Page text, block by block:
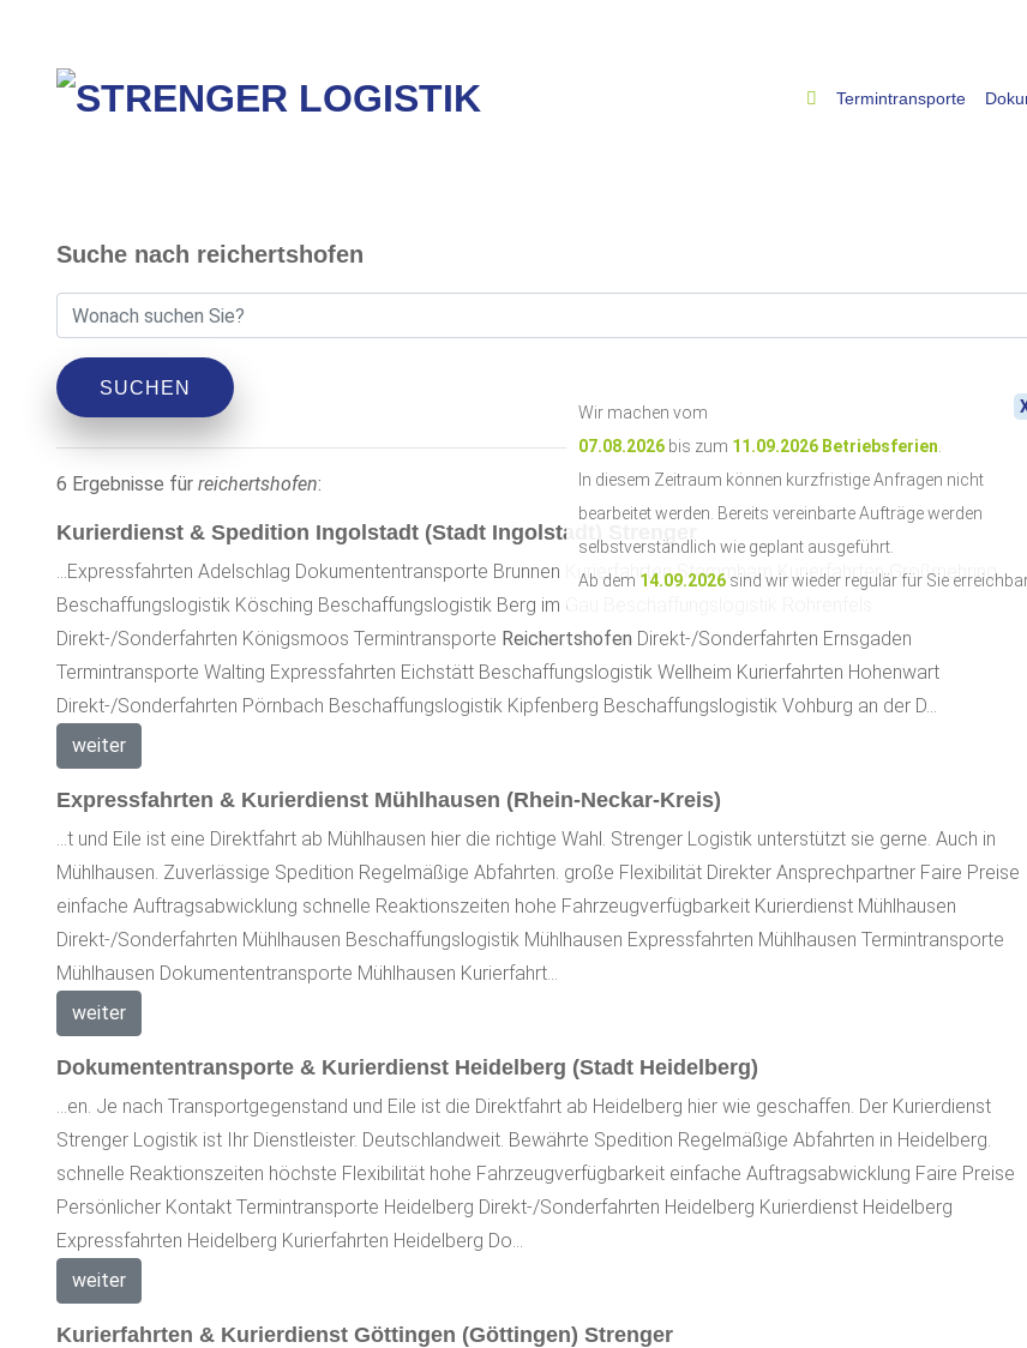
Wir machen vom
07.08.2026 bis zum 11.09.2026 Betriebsferien
In diesem Zeitraum können kurzfristige Anfragen nicht
bearbeitet werden. Bereits vereinbarte Aufträge werden
selbstverständlich wie geplant ausgeführt.
Ab dem 14.09.2026 sind wir wieder regulär für Sie
Termintransporte
Suche nach reichertshofen
SUCHEN
6 Ergebnisse für reichertshofen:
Kurierdienst & Spedition Ingolstadt (Stadt Ingolstadt) Strenger
...Expressfahrten Adelschlag Dokumententransporte Brunnen Kurierfahrten Stammham Kurierfahrten Großmehring
Beschaffungslogistik Kösching Beschaffungslogistik Berg im Gau Beschaffungslogistik Rohrenfels
Direkt-/Sonderfahrten Königsmoos Termintransporte Reichertshofen Direkt-/Sonderfahrten Ernsgaden
Termintransporte Walting Expressfahrten Eichstätt Beschaffungslogistik Wellheim Kurierfahrten Hohenwart
Direkt-/Sonderfahrten Pörnbach Beschaffungslogistik Kipfenberg Beschaffungslogistik Vohburg an der D...
weiter
Expressfahrten & Kurierdienst Mühlhausen (Rhein-Neckar-Kreis)
...t und Eile ist eine Direktfahrt ab Mühlhausen hier die richtige Wahl. Strenger Logistik unterstützt sie gerne. Auch in
Mühlhausen. Zuverlässige Spedition Regelmäßige Abfahrten. große Flexibilität Direkter Ansprechpartner Faire Preise
einfache Auftragsabwicklung schnelle Reaktionszeiten hohe Fahrzeugverfügbarkeit Kurierdienst Mühlhausen
Direkt-/Sonderfahrten Mühlhausen Beschaffungslogistik Mühlhausen Expressfahrten Mühlhausen Termintransporte
Mühlhausen Dokumententransporte Mühlhausen Kurierfahrt...
weiter
Dokumententransporte & Kurierdienst Heidelberg (Stadt Heidelberg)
...en. Je nach Transportgegenstand und Eile ist die Direktfahrt ab Heidelberg hier wie geschaffen. Der Kurierdienst
Strenger Logistik ist Ihr Dienstleister. Deutschlandweit. Bewährte Spedition Regelmäßige Abfahrten in Heidelberg.
schnelle Reaktionszeiten höchste Flexibilität hohe Fahrzeugverfügbarkeit einfache Auftragsabwicklung Faire Preise
Persönlicher Kontakt Termintransporte Heidelberg Direkt-/Sonderfahrten Heidelberg Kurierdienst Heidelberg
Expressfahrten Heidelberg Kurierfahrten Heidelberg Do...
weiter
Kurierfahrten & Kurierdienst Göttingen (Göttingen) Strenger